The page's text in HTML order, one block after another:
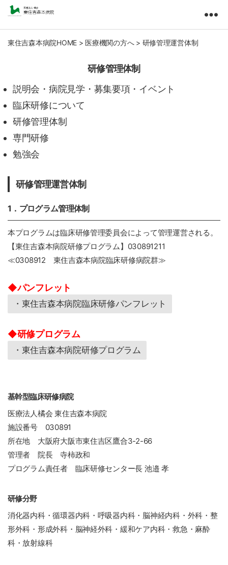
住
吉
院
医
療
法
人
橘
会
東住吉森本病院HOME > 医療機関の方へ > 研修管理運営体制
研修管理体制
説明会・病院見学・募集要項・イベント
臨床研修について
研修管理体制
専門研修
勉強会
研修管理運営体制
1．プログラム管理体制
本プログラムは臨床研修管理委員会によって管理運営される。
【東住吉森本病院研修プログラム】030891211
≪0308912 東住吉森本病院臨床研修病院群≫
◆パンフレット
・東住吉森本病院臨床研修パンフレット
◆研修プログラム
・東住吉森本病院研修プログラム
基幹型臨床研修病院
医療法人橘会 東住吉森本病院
施設番号 030891
所在地 大阪府大阪市東住吉区鷹合3-2-66
管理者 院長 寺柿政和
プログラム責任者 臨床研修センター長 池邉 孝
研修分野
消化器内科・循環器内科・呼吸器内科・脳神経内科・外科・整
形外科・形成外科・脳神経外科・緩和ケア内科・救急・麻酔
科・放射線科